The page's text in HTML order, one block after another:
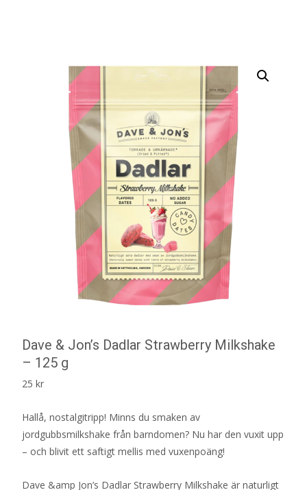
Dave & Jon’s Dadlar Strawberry Milkshake
– 125 g
25 kr
Hallå, nostalgitripp! Minns du smaken av
jordgubbsmilkshake från barndomen? Nu har den vuxit upp
– och blivit ett saftigt mellis med vuxenpoäng!
Dave &amp Jon’s Dadlar Strawberry Milkshake är naturligt